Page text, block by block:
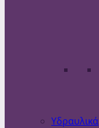
Υδραυλικά